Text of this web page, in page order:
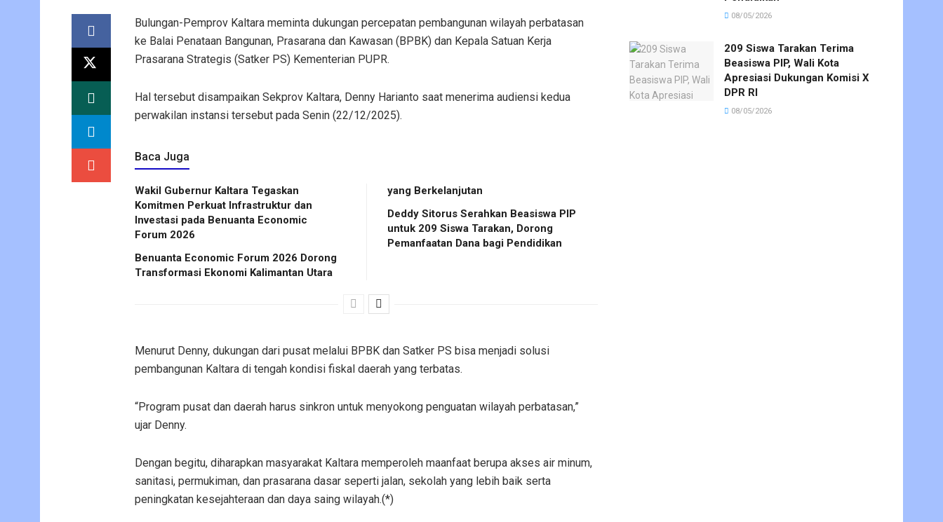
Bulungan-Pemprov Kaltara meminta dukungan percepatan pembangunan wilayah perbatasan
ke Balai Penataan Bangunan, Prasarana dan Kawasan (BPBK) dan Kepala Satuan Kerja
Prasarana Strategis (Satker PS) Kementerian PUPR.
Hal tersebut disampaikan Sekprov Kaltara, Denny Harianto saat menerima audiensi kedua
perwakilan instansi tersebut pada Senin (22/12/2025).
Baca Juga
Wakil Gubernur Kaltara Tegaskan
Komitmen Perkuat Infrastruktur dan
Investasi pada Benuanta Economic
Forum 2026
Benuanta Economic Forum 2026 Dorong
Transformasi Ekonomi Kalimantan Utara
yang Berkelanjutan
Deddy Sitorus Serahkan Beasiswa PIP
untuk 209 Siswa Tarakan, Dorong
Pemanfaatan Dana bagi Pendidikan
Menurut Denny, dukungan dari pusat melalui BPBK dan Satker PS bisa menjadi solusi
pembangunan Kaltara di tengah kondisi fiskal daerah yang terbatas.
“Program pusat dan daerah harus sinkron untuk menyokong penguatan wilayah perbatasan,”
ujar Denny.
Dengan begitu, diharapkan masyarakat Kaltara memperoleh maanfaat berupa akses air minum,
sanitasi, permukiman, dan prasarana dasar seperti jalan, sekolah yang lebih baik serta
peningkatan kesejahteraan dan daya saing wilayah.(*)
08/05/2026
209 Siswa Tarakan Terima
Beasiswa PIP, Wali Kota
Apresiasi Dukungan Komisi X
DPR RI
08/05/2026